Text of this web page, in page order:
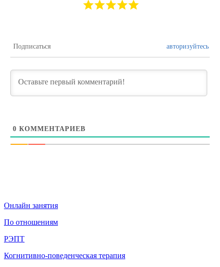
Подписаться авторизуйтесь
0 КОММЕНТАРИЕВ
Онлайн занятия
По отношениям
РЭПТ
Когнитивно-поведенческая терапия